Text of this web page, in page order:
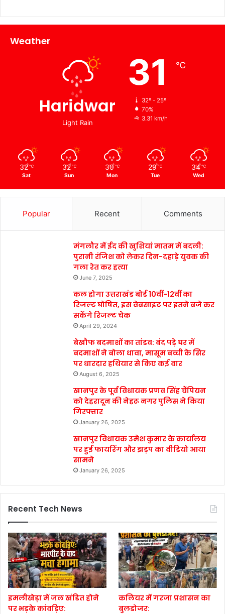
Weather
Haridwar
Light Rain
31 ℃
32º - 25º
70%
3.31 km/h
32 ℃
Sat
32 ℃
Sun
30 ℃
Mon
29 ℃
Tue
34 ℃
Wed
Popular Recent Comments
मंगलौर में ईद की खुशियां मातम में बदली:
पुरानी रंजिश को लेकर दिन-दहाड़े युवक की
गला रेत कर हत्या
June 7, 2025
कल होगा उत्तराखंड बोर्ड 10वीं-12वीं का
रिजल्ट घोषित, इस वेबसाइट पर इतने बजे कर
सकेंगे रिजल्ट चेक
April 29, 2024
बेखौफ बदमाशों का तांडव: बंद पड़े घर में
बदमाशों ने बोला धावा, मासूम बच्ची के सिर
पर धारदार हथियार से किए कई वार
August 6, 2025
खानपुर के पूर्व विधायक प्रणव सिंह चैंपियन
को देहरादून की नेहरू नगर पुलिस ने किया
गिरफ्तार
January 26, 2025
खानपुर विधायक उमेश कुमार के कार्यालय
पर हुई फायरिंग और झड़प का वीडियो आया
सामने
January 26, 2025
Recent Tech News
इमलीखेड़ा में जल खंडित होने
पर भड़के कांवड़िए:
कलियर में गरजा प्रशासन का
बुलडोजर: